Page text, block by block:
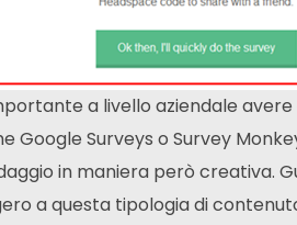
a livello aziendale
Google Surveys o Survey
in maniera però creativa.
a questa tipologia di